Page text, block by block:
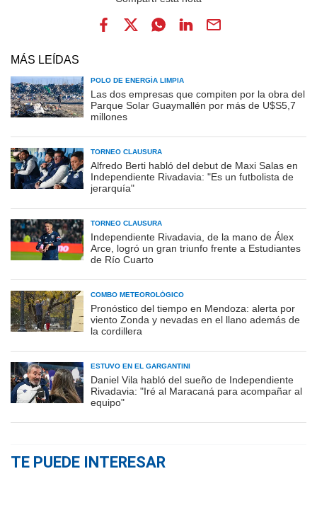
MÁS LEÍDAS
POLO DE ENERGÍA LIMPIA
Las dos empresas que compiten por la obra del
Parque Solar Guaymallén por más de U$S5,7
millones
TORNEO CLAUSURA
Alfredo Berti habló del debut de Maxi Salas en
Independiente Rivadavia: "Es un futbolista de
jerarquía"
TORNEO CLAUSURA
Independiente Rivadavia, de la mano de Álex
Arce, logró un gran triunfo frente a Estudiantes
de Río Cuarto
COMBO METEOROLÓGICO
Pronóstico del tiempo en Mendoza: alerta por
viento Zonda y nevadas en el llano además de
la cordillera
ESTUVO EN EL GARGANTINI
Daniel Vila habló del sueño de Independiente
Rivadavia: "Iré al Maracaná para acompañar al
equipo"
TE PUEDE INTERESAR